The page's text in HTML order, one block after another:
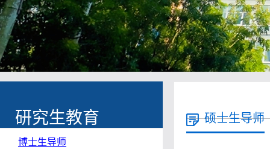
研究生教育
博士生导师
硕士生导师